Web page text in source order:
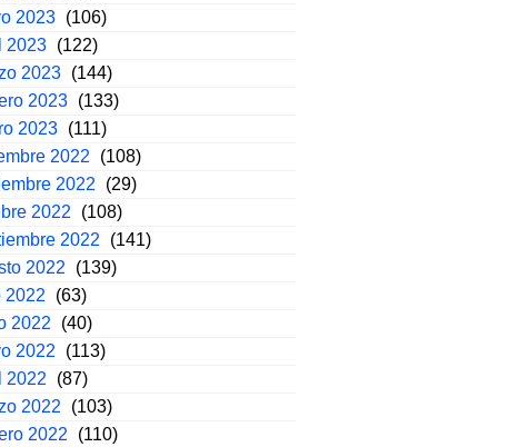
2023 (106)
2023 (122)
2023 (144)
2023 (133)
2023 (111)
2022
(108)
2022
(29)
2022
(108)
2022
(141)
2022
(139)
2022
(63)
2022
(40)
2022
(113)
2022
(87)
2022
(103)
2022
(110)